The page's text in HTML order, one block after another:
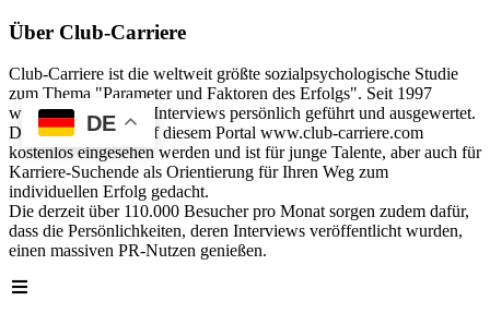
DE
Über Club-Carriere
Club-Carriere ist die weltweit größte sozialpsychologische Studie
zum Thema "Parameter und Faktoren des Erfolgs". Seit 1997
wurden über 40.000 Interviews persönlich geführt und ausgewertet.
Die Analyse kann auf diesem Portal www.club-carriere.com
kostenlos eingesehen werden und ist für junge Talente, aber auch für
Karriere-Suchende als Orientierung für Ihren Weg zum
individuellen Erfolg gedacht.
Die derzeit über 110.000 Besucher pro Monat sorgen zudem dafür,
dass die Persönlichkeiten, deren Interviews veröffentlicht wurden,
einen massiven PR-Nutzen genießen.